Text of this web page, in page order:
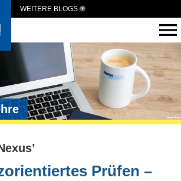
WEITERE BLOGS
Prüfen –